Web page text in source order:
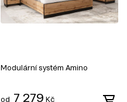
Modulární systém Amino
od 7 279 Kč